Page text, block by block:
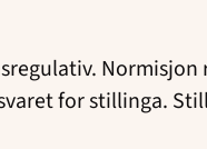
Normisjon
for stillinga.